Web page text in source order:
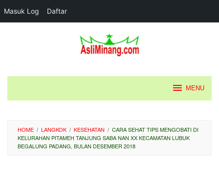
Masuk Log Daftar
MENU
HOME / LANGKOK / KESEHATAN / CARA SEHAT TIPS MENGOBATI DI
KELURAHAN PITAMEH TANJUNG SABA NAN XX KECAMATAN LUBUK
BEGALUNG PADANG, BULAN DESEMBER 2018